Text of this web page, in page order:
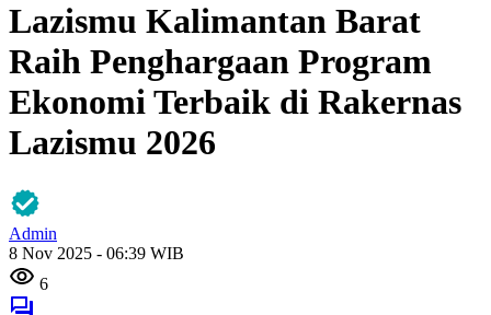
Lazismu Kalimantan Barat
Raih Penghargaan Program
Ekonomi Terbaik di Rakernas
Lazismu 2026
Admin
8 Nov 2025 - 06:39 WIB
6